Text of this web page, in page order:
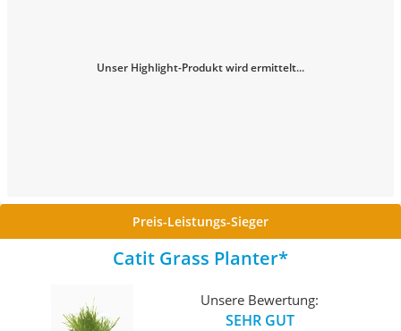
Unser Highlight-Produkt wird ermittelt...
Preis-Leistungs-Sieger
Catit Grass Planter
Unsere Bewertung:
SEHR GUT